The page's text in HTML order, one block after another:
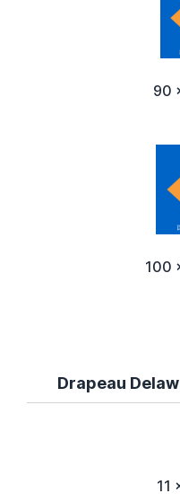
90
100
Drapeau
11